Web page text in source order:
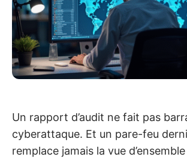
Un rapport d’audit ne fait pas
cyberattaque. Et un pare-feu
remplace jamais la vue d’ensemble